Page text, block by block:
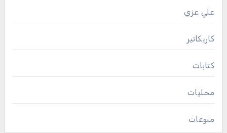
علي عزي
كاريكاتير
كتابات
محليات
منوعات